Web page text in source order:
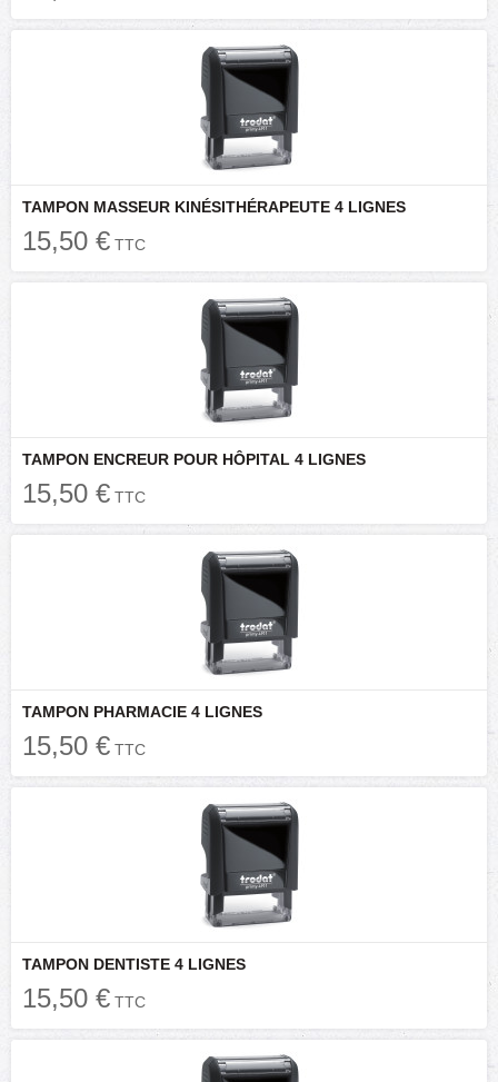
TAMPON MASSEUR KINÉSITHÉRAPEUTE 4 LIGNES
15,50 € TTC
TAMPON ENCREUR POUR HÔPITAL 4 LIGNES
15,50 € TTC
TAMPON PHARMACIE 4 LIGNES
15,50 € TTC
TAMPON DENTISTE 4 LIGNES
15,50 € TTC